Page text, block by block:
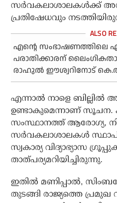
സര്‍വകലാശാലകള്‍ക്ക്
പ്രതിഷേധവും
എന്റെ സംഭാഷണത്തിലെ
പരാതിക്കാരന്
രാഹുൽ ഈശ്വറിനോട്
എന്നാല്‍ നാളെ ബില്ലില്‍
ഉണ്ടാകുമെന്നാണ് സൂചന.
സംസ്ഥാനത്ത് ആരോഗ്യ,
സര്‍വകലാശാലകള്‍
സ്വകാര്യ വിദ്യാഭ്യാസ
താത്പര്യമറിയിച്ചിരുന്നു.
ഇതിൽ മണിപ്പാല്‍,
തുടങ്ങി രാജ്യത്തെ പ്രമുഖ